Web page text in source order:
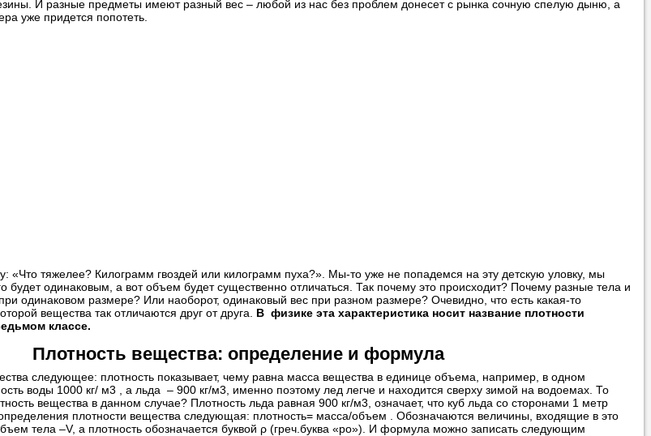
в течение дня!
чтобы найти репетитора быстрее:
мнению,студент-репетитор очень хорошо справляется со
мобилен, цена ниже, и он с легкостью найдет общий язык с
И разные предметы имеют разный вес – любой из нас без проблем донесет с рынка сочную спелую дыню, а
уже придется попотеть.
«Что тяжелее? Килограмм гвоздей или килограмм пуха?». Мы-то уже не попадемся на эту детскую уловку, мы
будет одинаковым, а вот объем будет существенно отличаться. Так почему это происходит? Почему разные тела и
одинаковом размере? Или наоборот, одинаковый вес при разном размере? Очевидно, что есть какая-то
вещества так отличаются друг от друга. В физике эта характеристика носит название плотности
классе.
Плотность вещества: определение и формула
следующее: плотность показывает, чему равна масса вещества в единице объема, например, в одном
воды 1000 кг/ м3 , а льда – 900 кг/м3, именно поэтому лед легче и находится сверху зимой на водоемах. То
вещества в данном случае? Плотность льда равная 900 кг/м3, означает, что куб льда со сторонами 1 метр
плотности вещества следующая: плотность= масса/объем . Обозначаются величины, входящие в это
тела –V, а плотность обозначается буквой ρ (греч.буква «ро»). И формула можно записать следующим